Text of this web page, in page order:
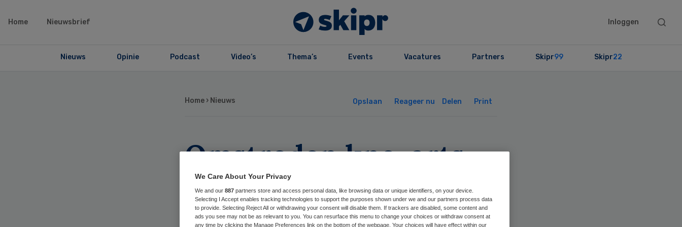
Home Nieuwsbrief Inloggen
Search
Nieuws Opinie Podcast Video’s Thema’s Events Vacatures Partners Skipr99 Skipr22
Home › Nieuws Opslaan Reageer nu Delen Print
Omstreden kno-arts
UMC Utrecht werkt
weer
We Care About Your Privacy
We and our 887 partners store and access personal data, like browsing data or unique identifiers, on your device.
Selecting I Accept enables tracking technologies to support the purposes shown under we and our partners process data
to provide. Selecting Reject All or withdrawing your consent will disable them. If trackers are disabled, some content and
ads you see may not be as relevant to you. You can resurface this menu to change your choices or withdraw consent at
any time by clicking the Manage Preferences link on the bottom of the webpage. Your choices will have effect within our